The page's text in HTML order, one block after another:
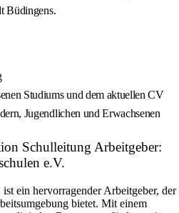
Büdingens.
Studiums und dem aktuellen CV
Jugendlichen und Erwachsenen
Schulleitung Arbeitgeber:
e.V.
ein hervorragender Arbeitgeber, der
bietet. Mit einem